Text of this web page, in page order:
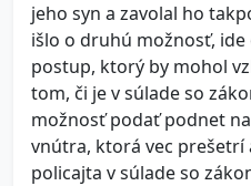
jeho syn a zavolal ho
išlo o druhú možnosť,
postup, ktorý by mohol
tom, či je v súlade so
možnosť podať podnet
vnútra, ktorá vec
policajta v súlade so